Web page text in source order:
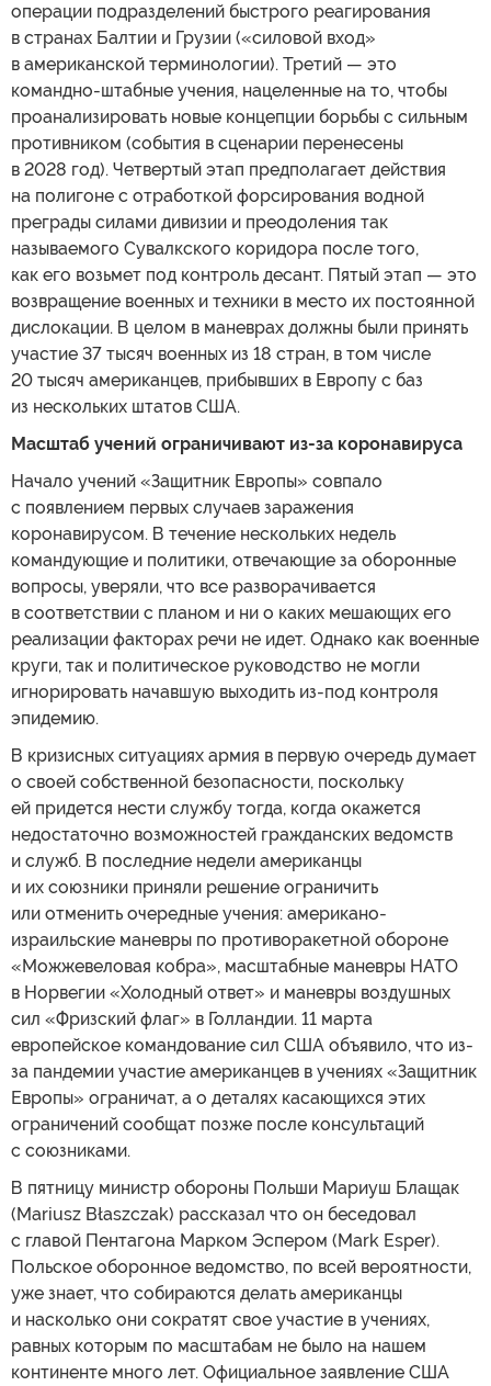
операции подразделений быстрого реагирования
в странах Балтии и Грузии («силовой вход»
в американской терминологии). Третий — это
командно-штабные учения, нацеленные на то, чтобы
проанализировать новые концепции борьбы с сильным
противником (события в сценарии перенесены
в 2028 год). Четвертый этап предполагает действия
на полигоне с отработкой форсирования водной
преграды силами дивизии и преодоления так
называемого Сувалкского коридора после того,
как его возьмет под контроль десант. Пятый этап — это
возвращение военных и техники в место их постоянной
дислокации. В целом в маневрах должны были принять
участие 37 тысяч военных из 18 стран, в том числе
20 тысяч американцев, прибывших в Европу с баз
из нескольких штатов США.
Масштаб учений ограничивают из-за коронавируса
Начало учений «Защитник Европы» совпало
с появлением первых случаев заражения
коронавирусом. В течение нескольких недель
командующие и политики, отвечающие за оборонные
вопросы, уверяли, что все разворачивается
в соответствии с планом и ни о каких мешающих его
реализации факторах речи не идет. Однако как военные
круги, так и политическое руководство не могли
игнорировать начавшую выходить из-под контроля
эпидемию.
В кризисных ситуациях армия в первую очередь думает
о своей собственной безопасности, поскольку
ей придется нести службу тогда, когда окажется
недостаточно возможностей гражданских ведомств
и служб. В последние недели американцы
и их союзники приняли решение ограничить
или отменить очередные учения: американо-
израильские маневры по противоракетной обороне
«Можжевеловая кобра», масштабные маневры НАТО
в Норвегии «Холодный ответ» и маневры воздушных
сил «Фризский флаг» в Голландии. 11 марта
европейское командование сил США объявило, что из-
за пандемии участие американцев в учениях «Защитник
Европы» ограничат, а о деталях касающихся этих
ограничений сообщат позже после консультаций
с союзниками.
В пятницу министр обороны Польши Мариуш Блащак
(Mariusz Błaszczak) рассказал что он беседовал
с главой Пентагона Марком Эспером (Mark Esper).
Польское оборонное ведомство, по всей вероятности,
уже знает, что собираются делать американцы
и насколько они сократят свое участие в учениях,
равных которым по масштабам не было на нашем
континенте много лет. Официальное заявление США